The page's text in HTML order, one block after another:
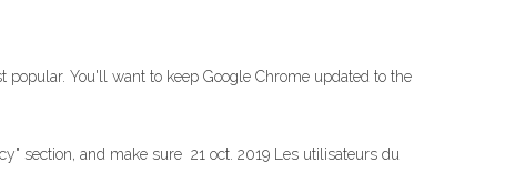
You'll want to keep Google Chrome updated to the
section, and make sure 21 oct. 2019 Les utilisateurs du